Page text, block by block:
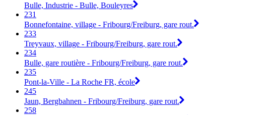
Bulle, Industrie - Bulle, Bouleyres
231
Bonnefontaine, village - Fribourg/Freiburg, gare rout.
233
Treyvaux, village - Fribourg/Freiburg, gare rout.
234
Bulle, gare routière - Fribourg/Freiburg, gare rout.
235
Pont-la-Ville - La Roche FR, école
245
Jaun, Bergbahnen - Fribourg/Freiburg, gare rout.
258